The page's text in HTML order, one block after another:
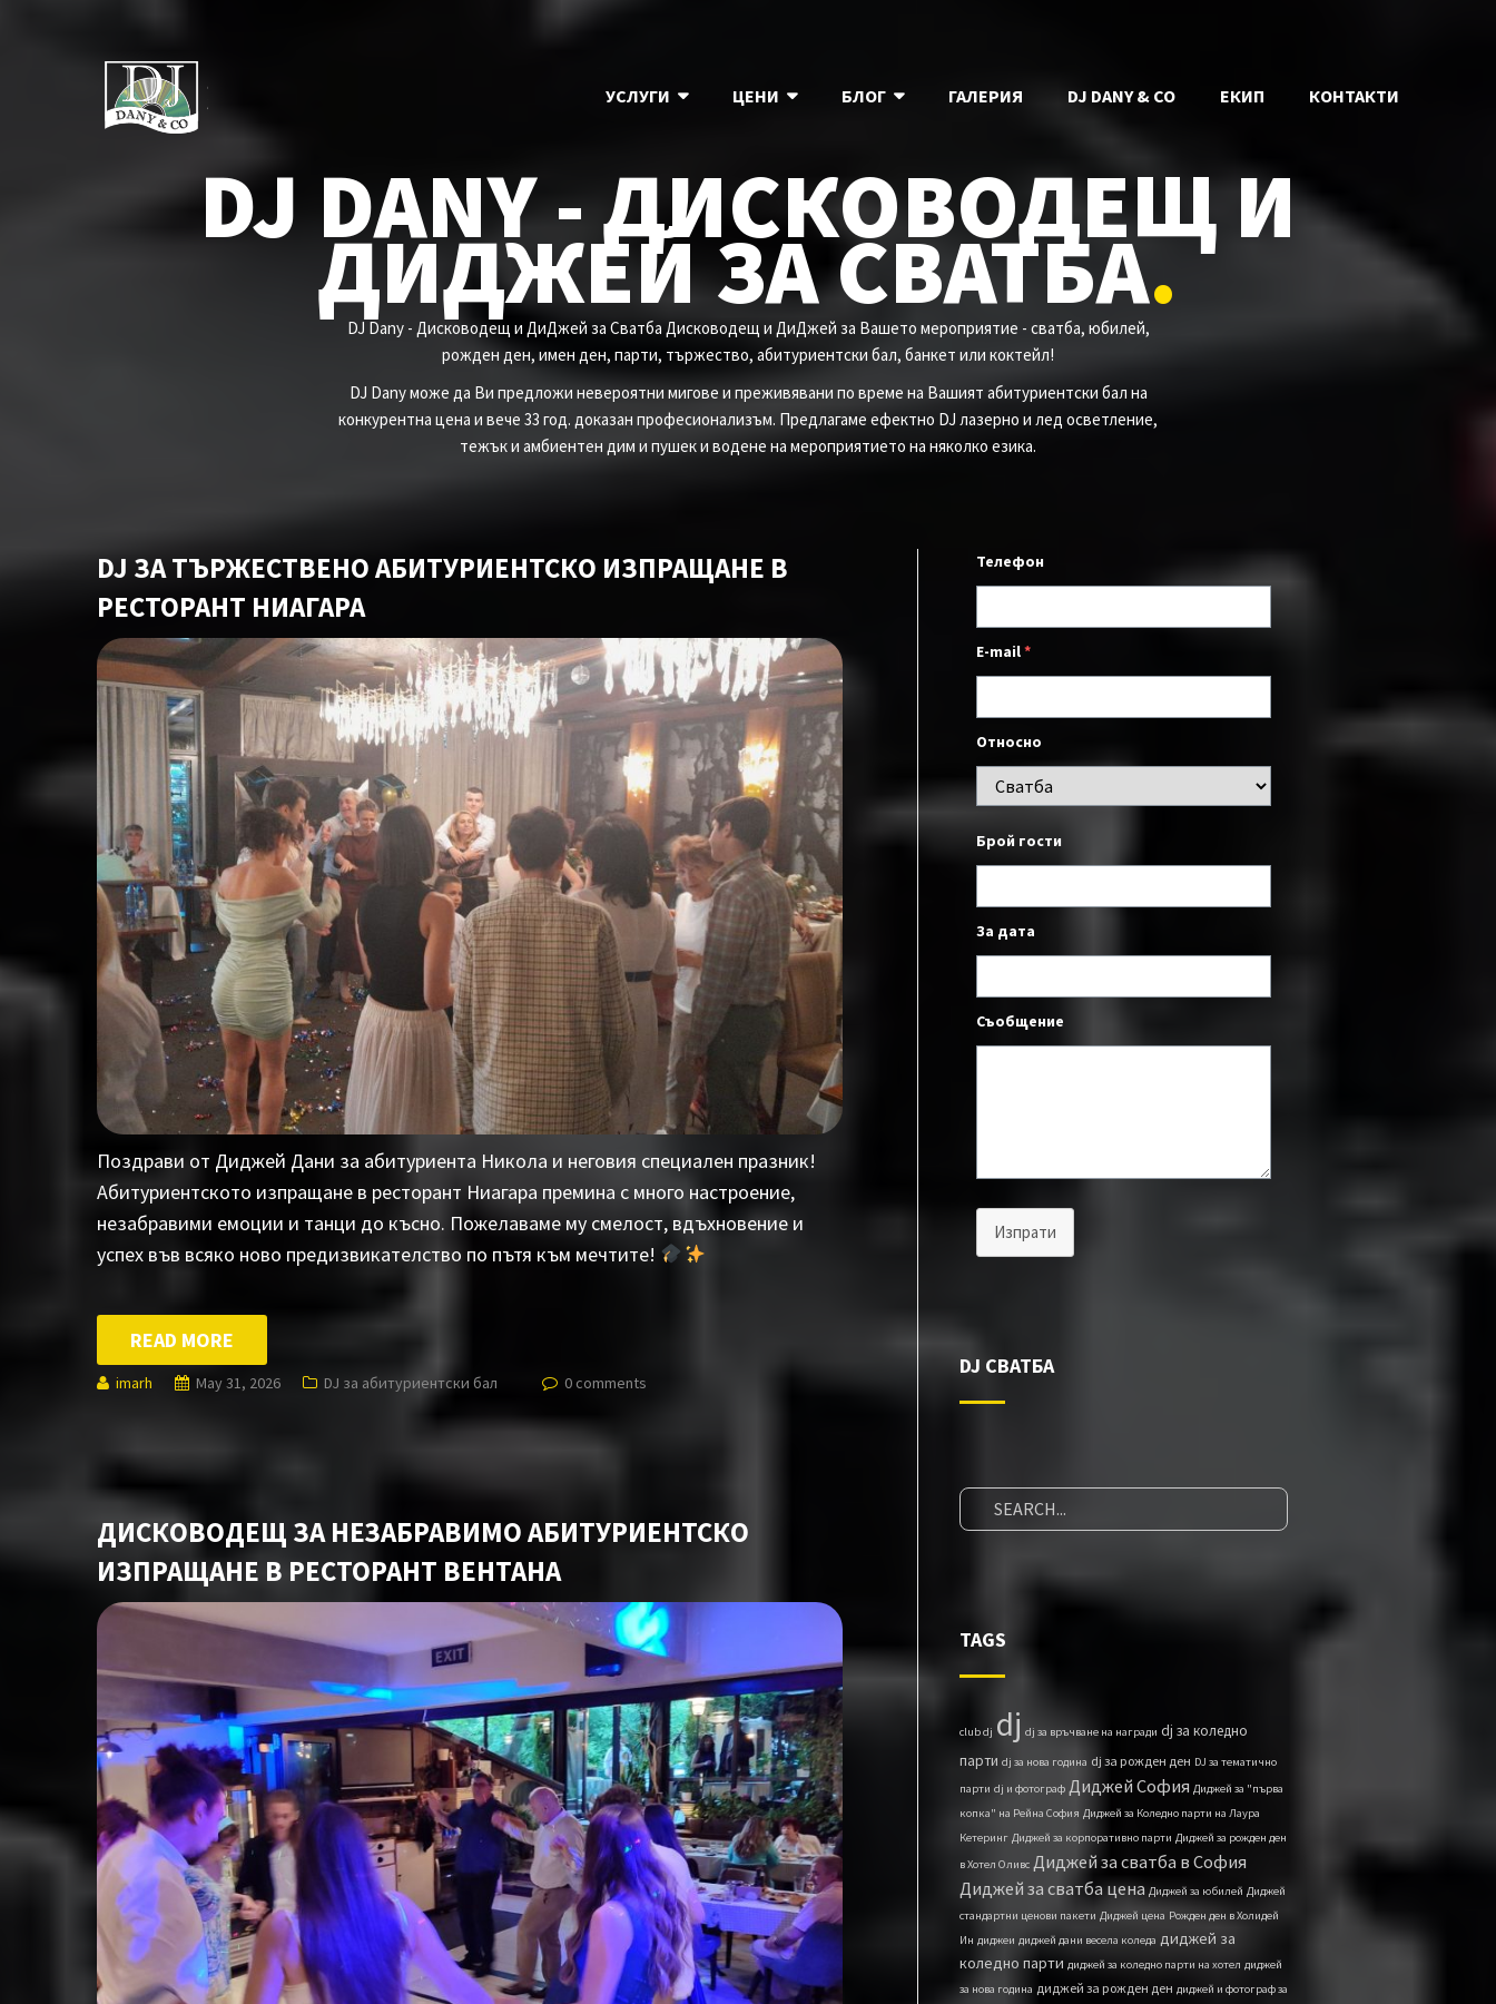
УСЛУГИ ЦЕНИ БЛОГ ГАЛЕРИЯ DJ DANY & CO ЕКИП КОНТАКТИ
DJ DANY - ДИСКОВОДЕЩ И
ДИДЖЕЙ ЗА СВАТБА.
DJ Dany - Дисководещ и ДиДжей за Сватба Дисководещ и ДиДжей за Вашето мероприятие - сватба, юбилей,
рожден ден, имен ден, парти, тържество, абитуриентски бал, банкет или коктейл!
DJ Dany може да Ви предложи невероятни мигове и преживявани по време на Вашият абитуриентски бал на
конкурентна цена и вече 33 год. доказан професионализъм. Предлагаме ефектно DJ лазерно и лед осветление,
тежък и амбиентен дим и пушек и водене на мероприятието на няколко езика.
DJ ЗА ТЪРЖЕСТВЕНО АБИТУРИЕНТСКО ИЗПРАЩАНЕ В
РЕСТОРАНТ НИАГАРА
Поздрави от Диджей Дани за абитуриента Никола и неговия специален празник!
Абитуриентското изпращане в ресторант Ниагара премина с много настроение,
незабравими емоции и танци до късно. Пожелаваме му смелост, вдъхновение и
успех във всяко ново предизвикателство по пътя към мечтите!
READ MORE
imarh May 31, 2026 DJ за абитуриентски бал 0 comments
ДИСКОВОДЕЩ ЗА НЕЗАБРАВИМО АБИТУРИЕНТСКО
ИЗПРАЩАНЕ В РЕСТОРАНТ ВЕНТАНА
Телефон
E-mail*
Относно
Брой гости
За дата
Съобщение
Изпрати
DJ СВАТБА
TAGS
club dj dj dj за връчване на награди dj за коледно
парти dj за нова година dj за рожден ден DJ за тематично
парти dj и фотограф Диджей София Диджей за "първа
копка" на Рейна София Диджей за Коледно парти на Лаура
Кетеринг Диджей за корпоративно парти Диджей за рожден ден
в Хотел Оливс Диджей за сватба в София
Диджей за сватба цена Диджей за юбилей Диджей
стандартни ценови пакети Диджей ценa Рожден ден в Холидей
Ин диджеи диджей дани весела коледа диджей за
коледно парти диджей за коледно парти на хотел диджей
за нова година диджей за рожден ден диджей и фотограф за